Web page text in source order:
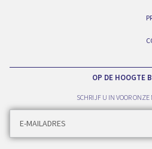
OP DE HOOGTE
SCHRIJF U IN VOOR